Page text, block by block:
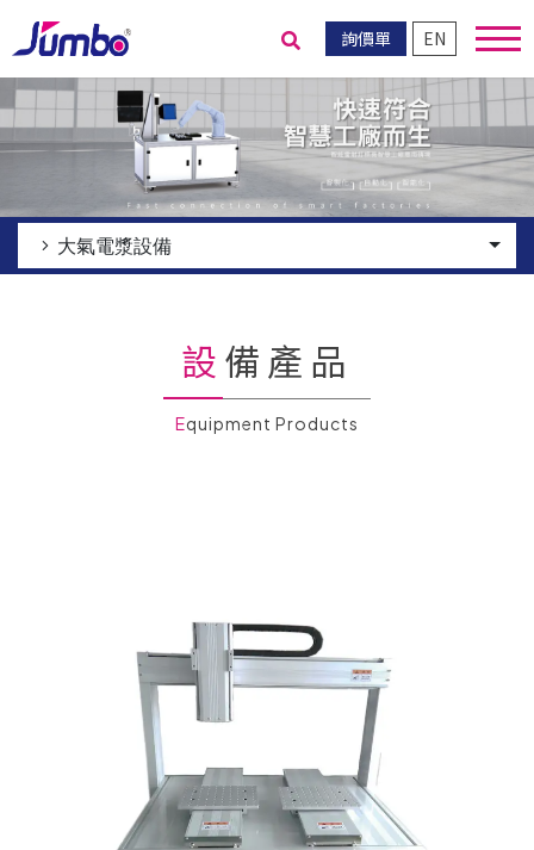
詢價單 EN
送出搜尋
大氣電漿設備
設備產品
Equipment Products